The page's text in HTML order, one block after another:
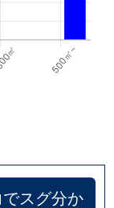
スグ分か